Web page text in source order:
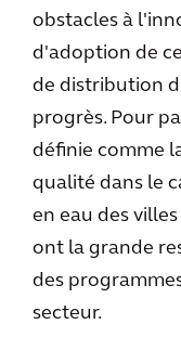
obstacles à
d'adoption de
de distribution
progrès. Pour
définie comme
qualité dans le
en eau des
ont la grande
des
secteur.